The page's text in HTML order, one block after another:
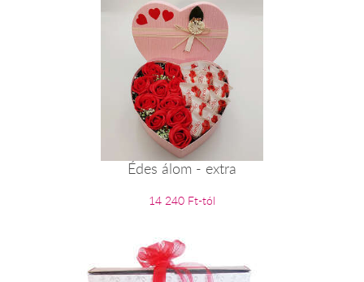
Édes álom - extra
14 240 Ft-tól